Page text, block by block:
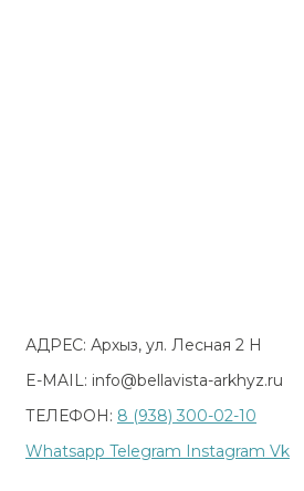
АДРЕС: Архыз, ул. Лесная 2 Н
E-MAIL: info@bellavista-arkhyz.ru
ТЕЛЕФОН: 8 (938) 300-02-10
Whatsapp Telegram Instagram Vk